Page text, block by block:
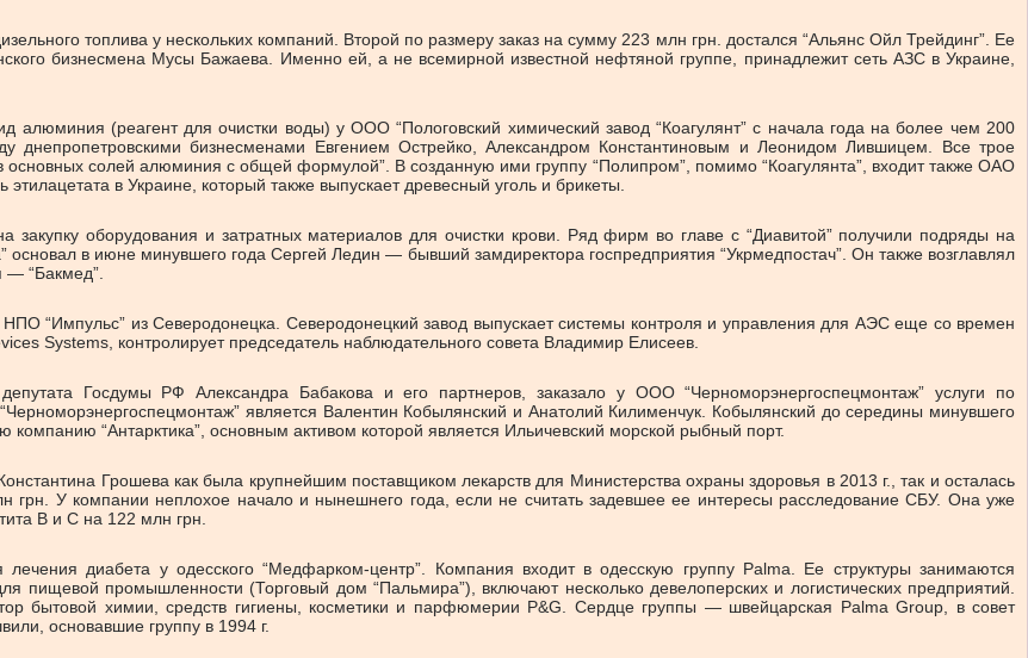
топлива у нескольких компаний. Второй по размеру заказ на сумму 223 млн грн. достался “Альянс Ойл Трейдинг”. Ее
бизнесмена Мусы Бажаева. Именно ей, а не всемирной известной нефтяной группе, принадлежит сеть АЗС в Украине,
алюминия (реагент для очистки воды) у ООО “Пологовский химический завод “Коагулянт” с начала года на более чем 200
днепропетровскими бизнесменами Евгением Острейко, Александром Константиновым и Леонидом Лившицем. Все трое
основных солей алюминия с общей формулой”. В созданную ими группу “Полипром”, помимо “Коагулянта”, входит также ОАО
в Украине, который также выпускает древесный уголь и брикеты.
оборудования и затратных материалов для очистки крови. Ряд фирм во главе с “Диавитой” получили подряды на
в июне минувшего года Сергей Ледин — бывший замдиректора госпредприятия “Укрмедпостач”. Он также возглавлял
— “Бакмед”.
“Импульс” из Северодонецка. Северодонецкий завод выпускает системы контроля и управления для АЭС еще со времен
Systems, контролирует председатель наблюдательного совета Владимир Елисеев.
Госдумы РФ Александра Бабакова и его партнеров, заказало у ООО “Черноморэнергоспецмонтаж” услуги по
является Валентин Кобылянский и Анатолий Килименчук. Кобылянский до середины минувшего
“Антарктика”, основным активом которой является Ильичевский морской рыбный порт.
Грошева как была крупнейшим поставщиком лекарств для Министерства охраны здоровья в 2013 г., так и осталась
У компании неплохое начало и нынешнего года, если не считать задевшее ее интересы расследование СБУ. Она уже
B и C на 122 млн грн.
диабета у одесского “Медфарком-центр”. Компания входит в одесскую группу Palma. Ее структуры занимаются
пищевой промышленности (Торговый дом “Пальмира”), включают несколько девелоперских и логистических предприятий.
бытовой химии, средств гигиены, косметики и парфюмерии P&G. Сердце группы — швейцарская Palma Group, в совет
основавшие группу в 1994 г.